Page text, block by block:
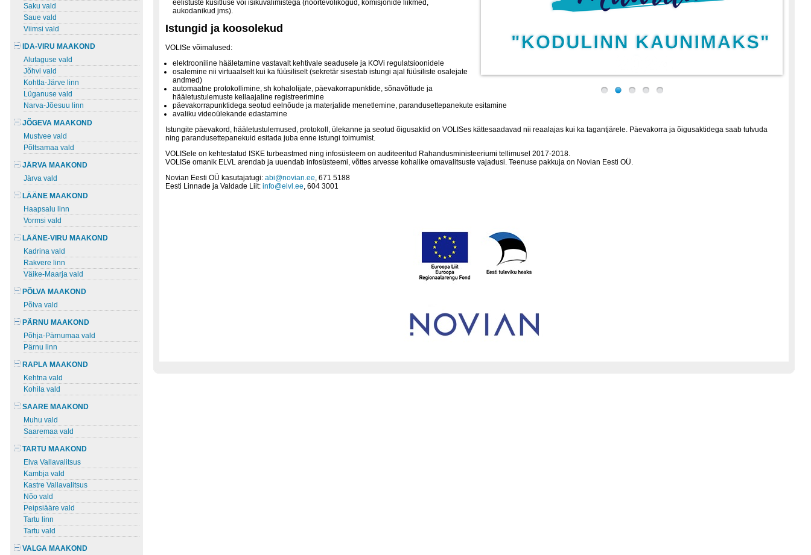
Saku vald
Saue vald
Viimsi vald
IDA-VIRU MAAKOND
Alutaguse vald
Jõhvi vald
Kohtla-Järve linn
Lüganuse vald
Narva-Jõesuu linn
JÕGEVA MAAKOND
Mustvee vald
Põltsamaa vald
JÄRVA MAAKOND
Järva vald
LÄÄNE MAAKOND
Haapsalu linn
Vormsi vald
LÄÄNE-VIRU MAAKOND
Kadrina vald
Rakvere linn
Väike-Maarja vald
PÕLVA MAAKOND
Põlva vald
PÄRNU MAAKOND
Põhja-Pärnumaa vald
Pärnu linn
RAPLA MAAKOND
Kehtna vald
Kohila vald
SAARE MAAKOND
Muhu vald
Saaremaa vald
TARTU MAAKOND
Elva Vallavalitsus
Kambja vald
Kastre Vallavalitsus
Nõo vald
Peipsiääre vald
Tartu linn
Tartu vald
VALGA MAAKOND
eelistuste küsitluse või isikuvalimistega (noortevolikogud, komisjonide liikmed,
aukodanikud jms).
Istungid ja koosolekud
VOLISe võimalused:
elektrooniline hääletamine vastavalt kehtivale seadusele ja KOVi regulatsioonidele
osalemine nii virtuaalselt kui ka füüsiliselt (sekretär sisestab istungi ajal füüsiliste osalejate
andmed)
automaatne protokollimine, sh kohalolijate, päevakorrapunktide, sõnavõttude ja
hääletustulemuste kellaajaline registreerimine
päevakorrapunktidega seotud eelnõude ja materjalide menetlemine, parandusettepanekute esitamine
avaliku videoülekande edastamine
Istungite päevakord, hääletustulemused, protokoll, ülekanne ja seotud õigusaktid on VOLISes kättesaadavad nii reaalajas kui ka tagantjärele. Päevakorra ja õigusaktidega saab tutvuda
ning parandusettepanekuid esitada juba enne istungi toimumist.
VOLISele on kehtestatud ISKE turbeastmed ning infosüsteem on auditeeritud Rahandusministeeriumi tellimusel 2017-2018.
VOLISe omanik ELVL arendab ja uuendab infosüsteemi, võttes arvesse kohalike omavalitsuste vajadusi. Teenuse pakkuja on Novian Eesti OÜ.
Novian Eesti OÜ kasutajatugi: abi@novian.ee, 671 5188
Eesti Linnade ja Valdade Liit: info@elvl.ee, 604 3001